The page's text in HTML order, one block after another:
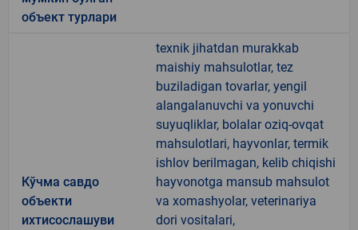
объект турлари
Кўчма савдо
объекти
ихтисослашуви
texnik jihatdan murakkab
maishiy mahsulotlar, tez
buziladigan tovarlar, yengil
alangalanuvchi va yonuvchi
suyuqliklar, bolalar oziq-ovqat
mahsulotlari, hayvonlar, termik
ishlov berilmagan, kelib chiqishi
hayvonotga mansub mahsulot
va xomashyolar, veterinariya
dori vositalari,